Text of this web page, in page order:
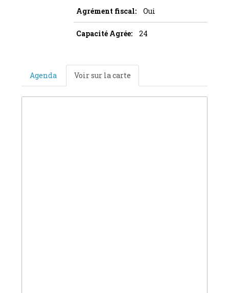
Agrément fiscal: Oui
Capacité Agrée: 24
Agenda Voir sur la carte